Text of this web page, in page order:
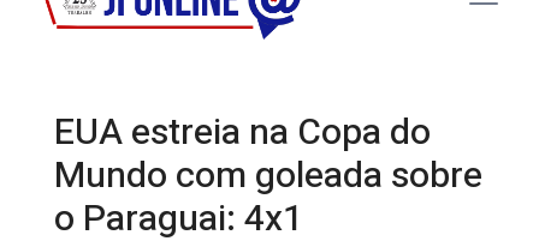
EUA estreia na Copa do
Mundo com goleada sobre
o Paraguai: 4x1